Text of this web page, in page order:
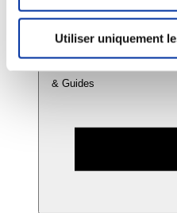
Utiliser uniquement
& Guides